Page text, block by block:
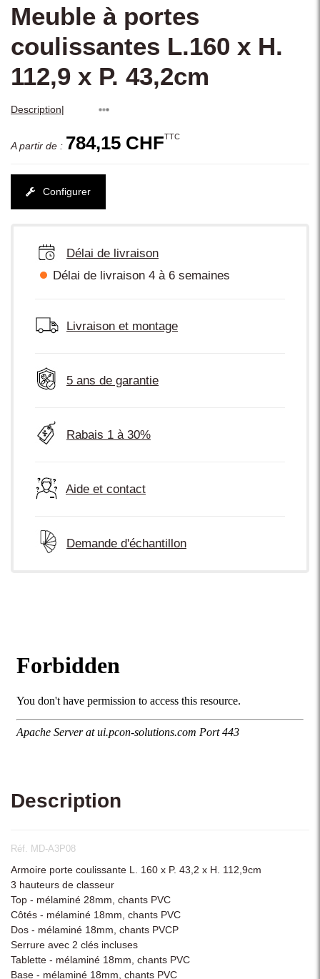
Meuble à portes
coulissantes L.160 x H.
112,9 x P. 43,2cm
Description|
A partir de : 784,15 CHFTTC
Configurer
Délai de livraison
Délai de livraison 4 à 6 semaines
Livraison et montage
5 ans de garantie
Rabais 1 à 30%
Aide et contact
Demande d'échantillon
Description
Réf. MD-A3P08
Armoire porte coulissante L. 160 x P. 43,2 x H. 112,9cm
3 hauteurs de classeur
Top - mélaminé 28mm, chants PVC
Côtés - mélaminé 18mm, chants PVC
Dos - mélaminé 18mm, chants PVCP
Serrure avec 2 clés incluses
Tablette - mélaminé 18mm, chants PVC
Base - mélaminé 18mm, chants PVC